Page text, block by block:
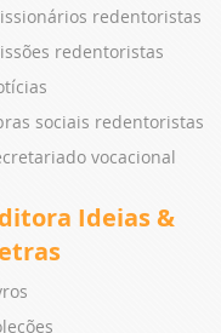
redentoristas
redentoristas
sociais redentoristas
vocacional
Ideias &